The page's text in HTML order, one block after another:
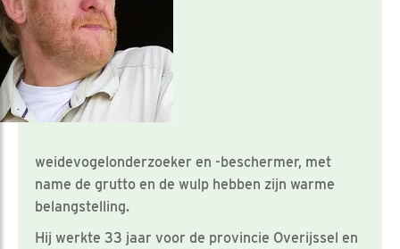
weidevogelonderzoeker en -beschermer, met
name de grutto en de wulp hebben zijn warme
belangstelling.
Hij werkte 33 jaar voor de provincie Overijssel en